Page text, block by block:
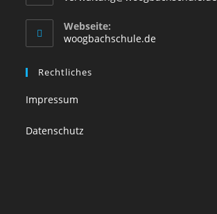
Webseite:
woogbachschule.de
Rechtliches
Impressum
Datenschutz